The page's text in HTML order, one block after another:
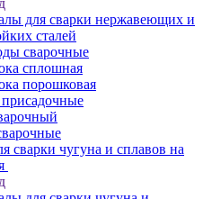
для сварки нержавеющих и
сталей
сварочные
сплошная
порошковая
сварки чугуна и сплавов на